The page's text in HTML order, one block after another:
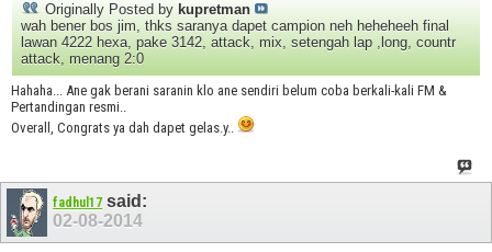
Originally Posted by kupretman
wah bener bos jim, thks saranya dapet campion neh heheheeh final
lawan 4222 hexa, pake 3142, attack, mix, setengah lap ,long, countr
attack, menang 2:0
Hahaha... Ane gak berani saranin klo ane sendiri belum coba berkali-kali FM &
Pertandingan resmi..
Overall, Congrats ya dah dapet gelas.y..
fadhul17 said:
02-08-2014